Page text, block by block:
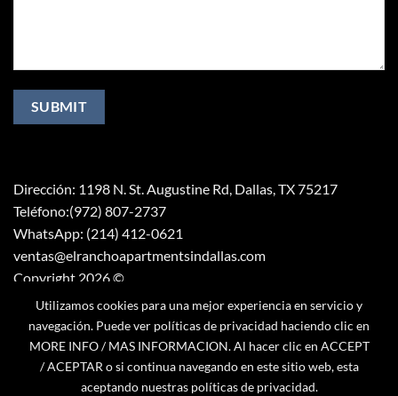
Dirección: 1198 N. St. Augustine Rd, Dallas, TX 75217
Teléfono:(972) 807-2737
WhatsApp: (214) 412-0621
ventas@elranchoapartmentsindallas.com
Copyright 2026 ©
Mentes Digitales RW
Powerd by mentes digitales RW
Utilizamos cookies para una mejor experiencia en servicio y
navegación. Puede ver políticas de privacidad haciendo clic en
MORE INFO / MAS INFORMACION. Al hacer clic en ACCEPT
/ ACEPTAR o si continua navegando en este sitio web, esta
aceptando nuestras políticas de privacidad.